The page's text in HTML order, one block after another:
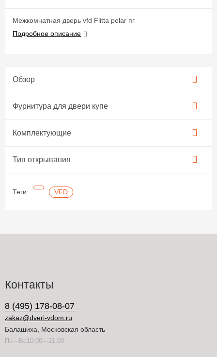
Межкомнатная дверь vfd Flitta polar пг
Подробное описание
Обзор
Фурнитура для двери купе​
Комплектующие
Тип открывания
Теги: VFD
Контакты
8 (495) 178-08-07
zakaz@dveri-vdom.ru
Балашиха, Московская область
Пн—Вс10:00—21:00